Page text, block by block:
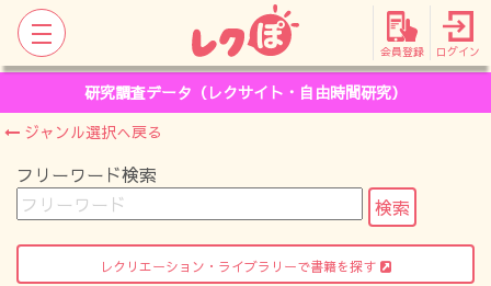
会員登録 ログイン
研究調査データ（レクサイト・自由時間研究）
ジャンル選択へ戻る
フリーワード検索
レクリエーション・ライブラリーで書籍を探す